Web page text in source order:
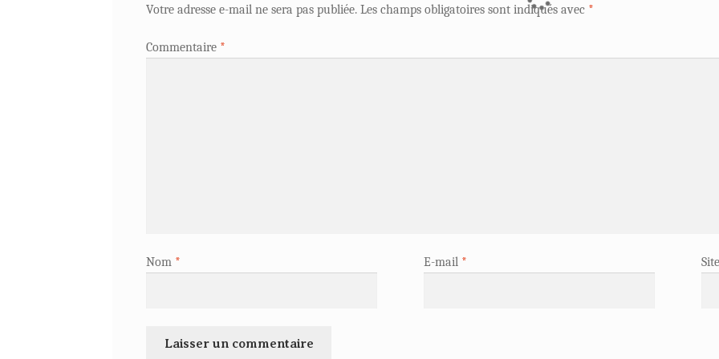
Votre adresse e-mail ne sera pas publiée. Les champs obligatoires sont indiqués avec *
Commentaire *
Nom * E-mail *